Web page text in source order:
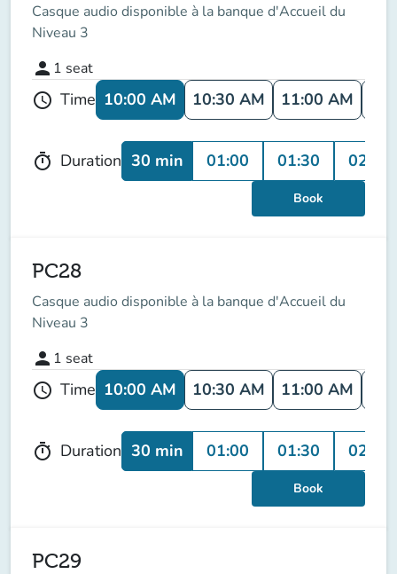
Casque audio disponible à la banque d'Accueil du
Niveau 3
person 1 seat
schedule Time 10:00 AM 10:30 AM 11:00 AM
timer Duration 30 min 01:00 01:30 02:00
Book
PC28
Casque audio disponible à la banque d'Accueil du
Niveau 3
person 1 seat
schedule Time 10:00 AM 10:30 AM 11:00 AM
timer Duration 30 min 01:00 01:30 02:00
Book
PC29